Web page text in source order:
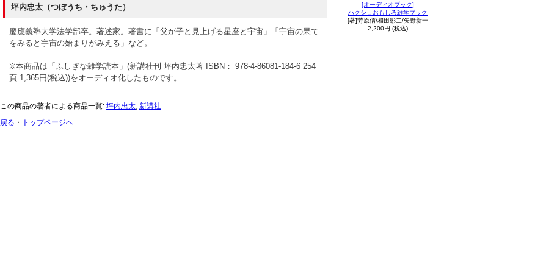
坪内忠太（つぼうち・ちゅうた）
慶應義塾大学法学部卒。著述家。著書に「父が子と見上げる星座と宇宙」「宇宙の果て
をみると宇宙の始まりがみえる」など。
※本商品は「ふしぎな雑学読本」(新講社刊 坪内忠太著 ISBN： 978-4-86081-184-6 254
頁 1,365円(税込))をオーディオ化したものです。
[オーディオブック]
ハクショおもしろ雑学ブック
[著]芳原信/和田彰二/矢野新一
2,200円 (税込)
この商品の著者による商品一覧: 坪内忠太, 新講社
戻る ・ トップページへ